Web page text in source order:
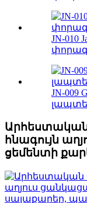
JN-010
JN-
Արհեստական
հնագույն
ցեմենտի